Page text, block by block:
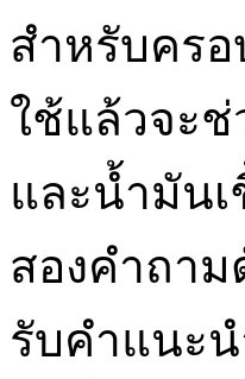
สำหรับคร
ใช้แล้วจะช่
และน้ำมันเ
สองคำถาม
รับคำแนะ